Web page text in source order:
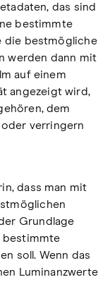
das sind
bestimmte
die bestmögliche
werden dann mit
auf einem
angezeigt wird,
dem
verringern
dass man mit
Grundlage
bestimmte
soll. Wenn das
Luminanzwerte